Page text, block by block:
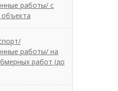
работы/ с
работы/ на
работ (до